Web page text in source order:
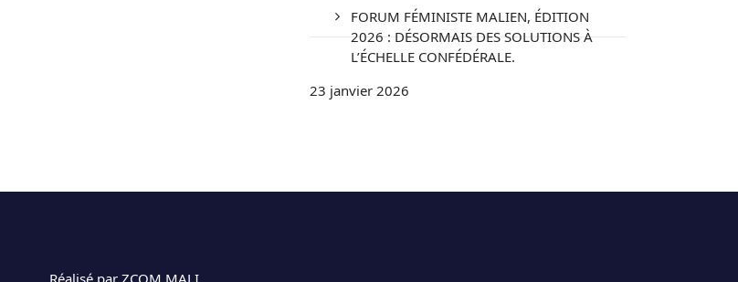
FORUM FÉMINISTE MALIEN, ÉDITION
2026 : DÉSORMAIS DES SOLUTIONS À
L’ÉCHELLE CONFÉDÉRALE.
23 janvier 2026